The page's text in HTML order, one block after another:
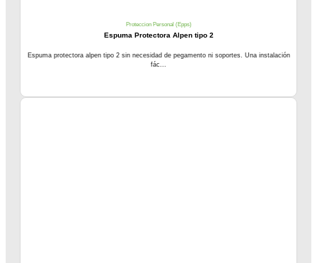
Proteccion Personal (Epps)
Espuma Protectora Alpen tipo 2
Espuma protectora alpen tipo 2 sin necesidad de pegamento ni soportes. Una instalación
fác...